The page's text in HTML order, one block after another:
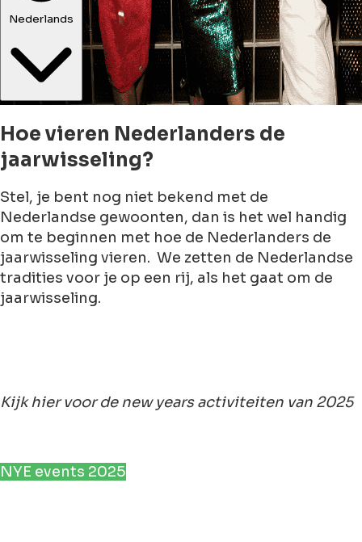
Nederlands
Hoe vieren Nederlanders de
jaarwisseling?
Stel, je bent nog niet bekend met de
Nederlandse gewoonten, dan is het wel handig
om te beginnen met hoe de Nederlanders de
jaarwisseling vieren. We zetten de Nederlandse
tradities voor je op een rij, als het gaat om de
jaarwisseling.
Kijk hier voor de new years activiteiten van 2025
NYE events 2025